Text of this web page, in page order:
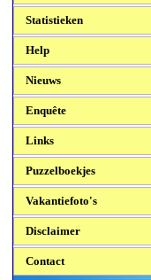
Statistieken
Help
Nieuws
Enquête
Links
Puzzelboekjes
Vakantiefoto's
Disclaimer
Contact